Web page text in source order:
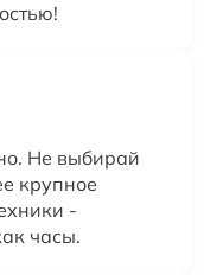
Не выбирай
крупное
-
часы.